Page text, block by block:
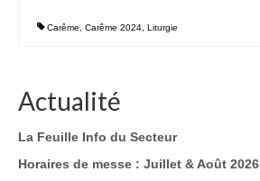
Carême Carême 2024 Liturgie
Actualité
La Feuille Info du Secteur
Horaires de messe : Juillet & Août 2026